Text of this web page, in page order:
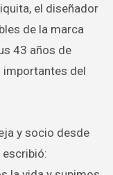
el diseñador
de la marca
43 años de
importantes del
y socio desde
escribió: